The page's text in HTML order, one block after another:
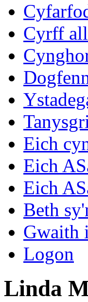
Cyrff
Eich
Eich
Eich
Beth
Gwaith
Logon
Linda